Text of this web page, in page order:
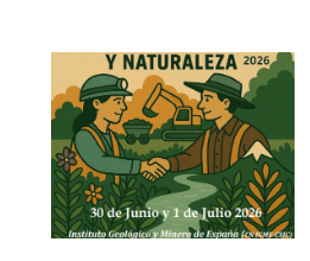
analizará el papel
de los minerales
críticos en la
autonomía
estratégica
europea en un